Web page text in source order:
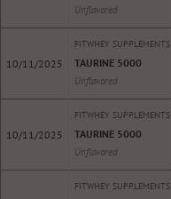
Unflavored
10/11/2025
FITWHEY SUPPLEMENTS
TAURINE 5000
Unflavored
10/11/2025
FITWHEY SUPPLEMENTS
TAURINE 5000
Unflavored
FITWHEY SUPPLEMENTS